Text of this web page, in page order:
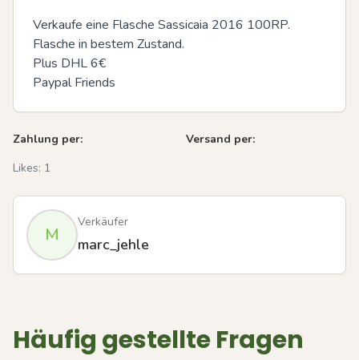
Verkaufe eine Flasche Sassicaia 2016 100RP.
Flasche in bestem Zustand.
Plus DHL 6€
Paypal Friends
Zahlung per:
Versand per:
Likes: 1
M
Verkäufer
marc_jehle
Häufig gestellte Fragen